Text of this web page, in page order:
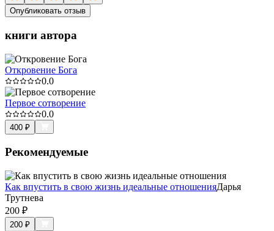
Опубликовать отзыв
книги автора
Откровение Бога
0.0
Первое сотворение
0.0
400 ₽
Рекомендуемые
Как впустить в свою жизнь идеальные отношенияДарья
Трутнева
200 ₽
200 ₽